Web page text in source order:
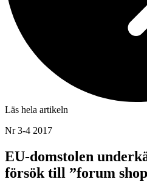
Läs hela artikeln
Nr 3-4 2017
EU-domstolen
försök till ”forum